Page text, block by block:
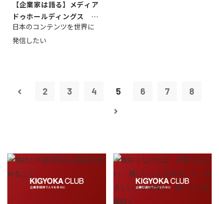
【企業家は語る】メディア
ドゥホールディングス 代
表取締役社長...
日本のコンテンツを世界に
発信したい
2 3 4 5 6 7 8